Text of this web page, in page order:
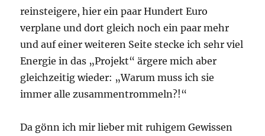
reinsteigere, hier ein paar Hundert Euro
verplane und dort gleich noch ein paar mehr
und auf einer weiteren Seite stecke ich sehr viel
Energie in das „Projekt“ ärgere mich aber
gleichzeitig wieder: „Warum muss ich sie
immer alle zusammentrommeln?!“
Da gönn ich mir lieber mit ruhigem Gewissen